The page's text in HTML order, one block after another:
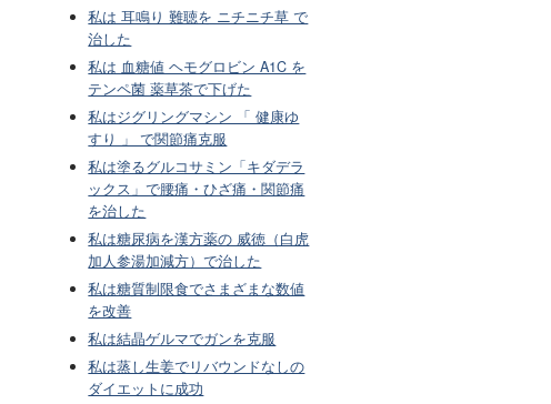
私は 耳鳴り 難聴を ニチニチ草 で
治した
私は 血糖値 ヘモグロビン A1C を
テンペ菌 薬草茶で下げた
私はジグリングマシン 「 健康ゆ
すり 」 で関節痛克服
私は塗るグルコサミン「キダデラ
ックス」で腰痛・ひざ痛・関節痛
を治した
私は糖尿病を漢方薬の 威徳（白虎
加人参湯加減方）で治した
私は糖質制限食でさまざまな数値
を改善
私は結晶ゲルマでガンを克服
私は蒸し生姜でリバウンドなしの
ダイエットに成功